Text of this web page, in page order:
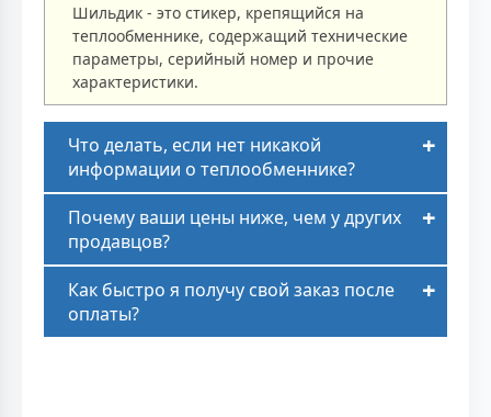
Шильдик - это стикер, крепящийся на
теплообменнике, содержащий технические
параметры, серийный номер и прочие
характеристики.
Что делать, если нет никакой
информации о теплообменнике?
Почему ваши цены ниже, чем у других
продавцов?
Как быстро я получу свой заказ после
оплаты?